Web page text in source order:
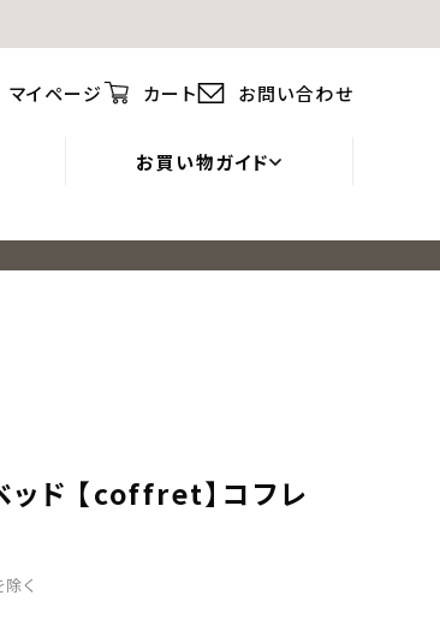
マイページ カート お問い合わせ
ド 【coffret】コフレ
く